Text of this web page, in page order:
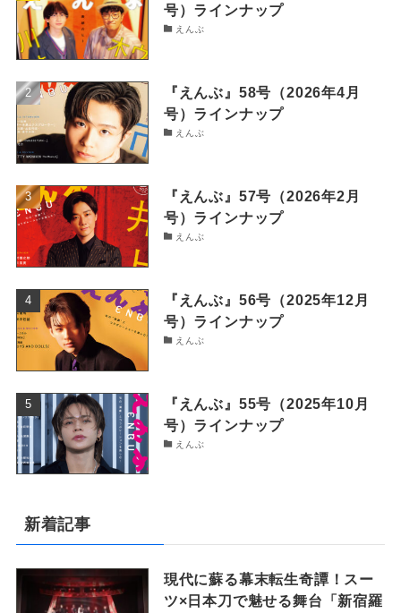
号）ラインナップ
えんぶ
『えんぶ』58号（2026年4月
号）ラインナップ
えんぶ
『えんぶ』57号（2026年2月
号）ラインナップ
えんぶ
『えんぶ』56号（2025年12月
号）ラインナップ
えんぶ
『えんぶ』55号（2025年10月
号）ラインナップ
えんぶ
新着記事
現代に蘇る幕末転生奇譚！スー
ツ×日本刀で魅せる舞台「新宿羅